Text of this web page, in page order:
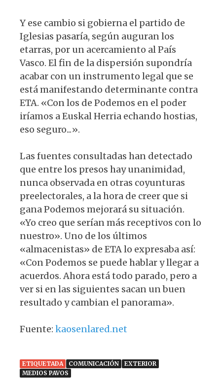
Y ese cambio si gobierna el partido de
Iglesias pasaría, según auguran los
etarras, por un acercamiento al País
Vasco. El fin de la dispersión supondría
acabar con un instrumento legal que se
está manifestando determinante contra
ETA. «Con los de Podemos en el poder
iríamos a Euskal Herria echando hostias,
eso seguro...».
Las fuentes consultadas han detectado
que entre los presos hay unanimidad,
nunca observada en otras coyunturas
preelectorales, a la hora de creer que si
gana Podemos mejorará su situación.
«Yo creo que serían más receptivos con lo
nuestro». Uno de los últimos
«almacenistas» de ETA lo expresaba así:
«Con Podemos se puede hablar y llegar a
acuerdos. Ahora está todo parado, pero a
ver si en las siguientes sacan un buen
resultado y cambian el panorama».
Fuente: kaosenlared.net
ETIQUETADA COMUNICACIÓN
EXTERIOR
MEDIOS PAVOS